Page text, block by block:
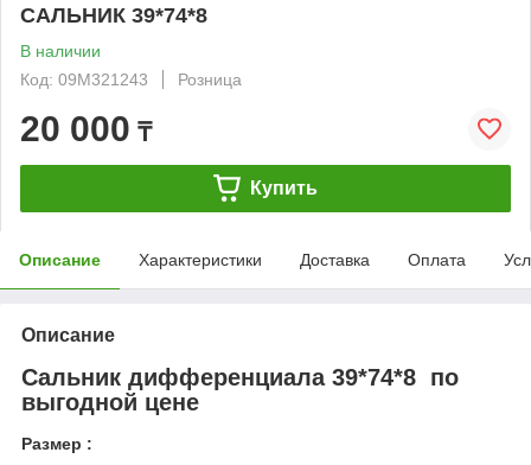
САЛЬНИК 39*74*8
В наличии
Код: 09M321243
Розница
20 000 ₸
Купить
Описание Характеристики Доставка Оплата
Описание
Сальник дифференциала 39*74*8 по
выгодной цене
Размер :